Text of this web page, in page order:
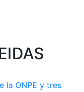
la ONPE y tres